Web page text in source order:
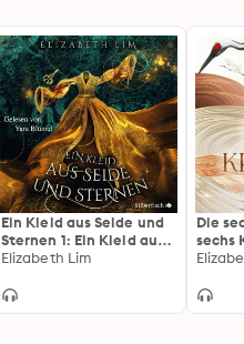
Ein Kleid aus Seide und
Sternen 1: Ein Kleid aus
Seide und Sternen
Elizabeth Lim
Die
sechs